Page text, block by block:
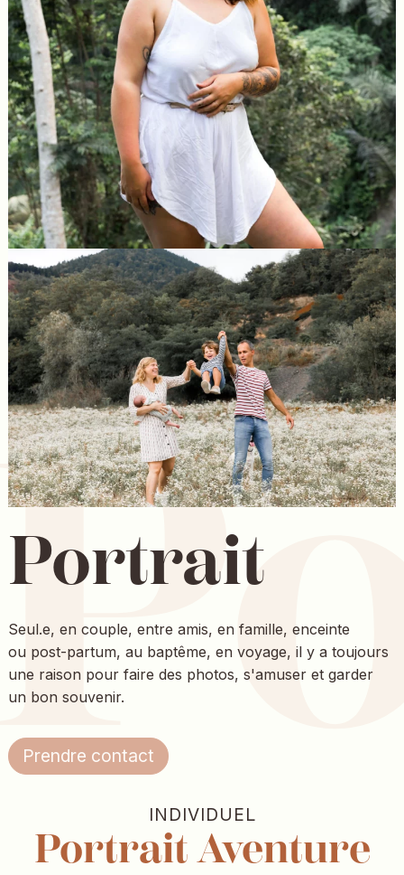
Portrait
Seul.e, en couple, entre amis, en famille, enceinte
ou post-partum, au baptême, en voyage, il y a toujours
une raison pour faire des photos, s'amuser et garder
un bon souvenir.
Prendre contact
INDIVIDUEL
PortraitAventure